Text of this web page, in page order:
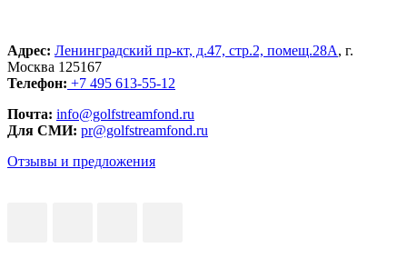
Адрес: Ленинградский пр-кт, д.47, стр.2, помещ.28А, г.
Москва 125167
Телефон: +7 495 613-55-12
Почта: info@golfstreamfond.ru
Для СМИ: pr@golfstreamfond.ru
Отзывы и предложения